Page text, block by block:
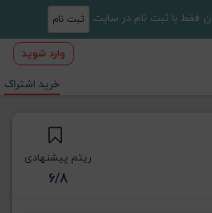
ثبت نام
وارد شوید
خرید اشتراک
ریتم پیشنهادی
6/8